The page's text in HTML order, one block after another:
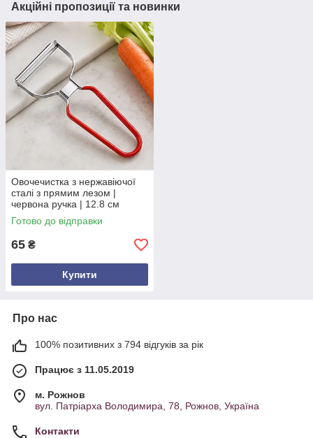
Акційні пропозиції та новинки
Овочечистка з нержавіючої
сталі з прямим лезом |
червона ручка | 12.8 см
Готово до відправки
65 ₴
Купити
Про нас
100% позитивних з 794 відгуків за рік
Працює з 11.05.2019
м. Рожнов
вул. Патріарха Володимира, 78, Рожнов, Україна
Контакти